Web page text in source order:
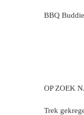
BBQ
OP ZOEK
Trek